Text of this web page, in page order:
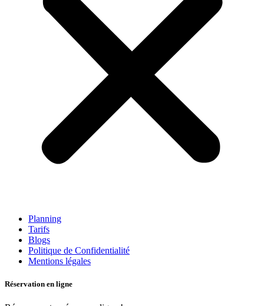
Planning
Tarifs
Blogs
Politique de Confidentialité
Mentions légales
Réservation en ligne